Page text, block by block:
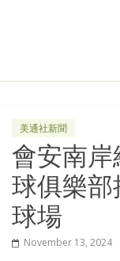
美通社新聞
會安南
球俱樂部
球場
November 13, 2024